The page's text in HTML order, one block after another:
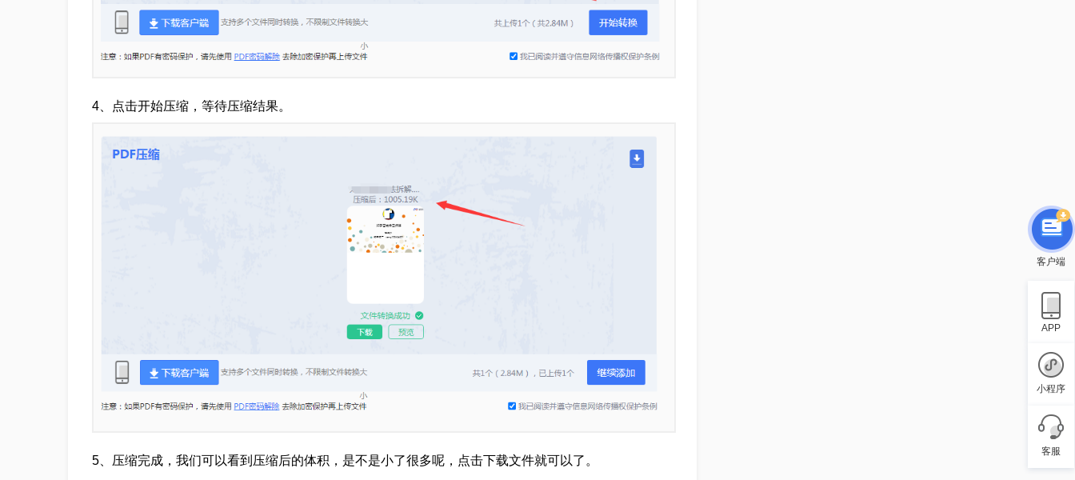
4、点击开始压缩，等待压缩结果。
5、压缩完成，我们可以看到压缩后的体积，是不是小了很多呢，点击下载文件就可以了。
客户端
APP
小程序
客服